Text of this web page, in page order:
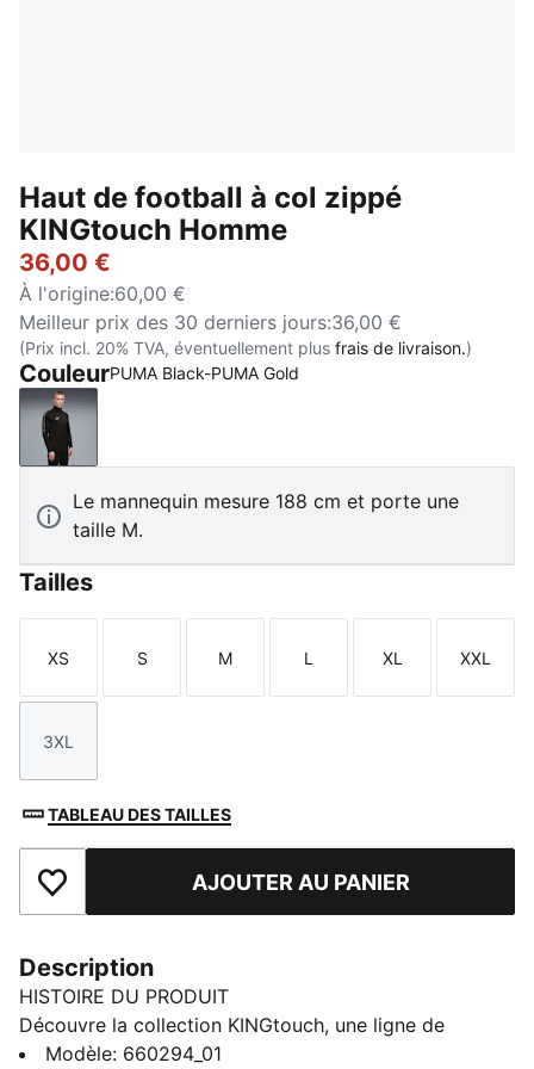
Haut de football à col zippé
KINGtouch Homme
36,00 €
À l'origine:60,00 €
Meilleur prix des 30 derniers jours:36,00 €
(Prix incl. 20% TVA, éventuellement plus frais de livraison.)
CouleurPUMA Black-PUMA Gold
PUMA Black-PUMA Gold
Le mannequin mesure 188 cm et porte une
taille M.
Tailles
Taille
XS
Taille
S
Taille
M
Taille
L
Taille
XL
Taille
XXL
Taille
3XL
TABLEAU DES TAILLES
Ajouter aux favorisAJOUTER AU PANIER
Description
HISTOIRE DU PRODUIT
Découvre la collection KINGtouch, une ligne de
vêtements de football qui marie style classique et
Modèle: 660294_01